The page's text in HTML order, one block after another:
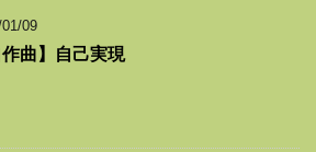
09
作曲】自己実現